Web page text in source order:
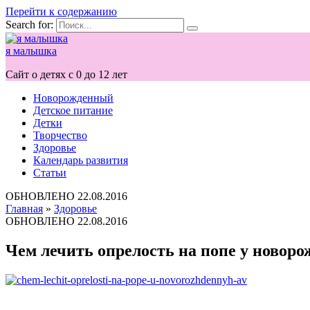
Перейти к содержанию
Search for:
я малышка
Сайт о детях с 0 до 12 лет
Новорожденный
Детское питание
Детки
Творчество
Здоровье
Календарь развития
Статьи
ОБНОВЛЕНО 22.08.2016
Главная » Здоровье
ОБНОВЛЕНО 22.08.2016
Чем лечить опрелость на попе у